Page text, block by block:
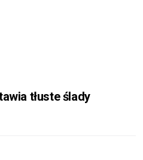
tłuste ślady